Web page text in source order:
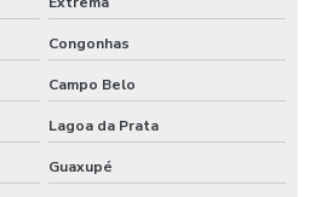
Congonhas
Campo Belo
Lagoa da Prata
Guaxupé